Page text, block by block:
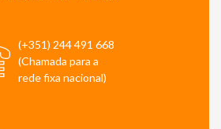
(+351) 244 491 668
(Chamada para a
rede fixa nacional)